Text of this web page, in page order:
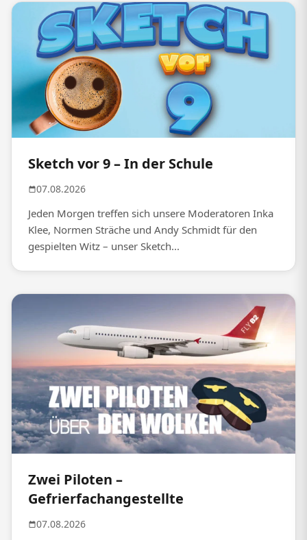
Sketch vor 9 – In der Schule
07.08.2026
Jeden Morgen treffen sich unsere Moderatoren Inka
Klee, Normen Sträche und Andy Schmidt für den
gespielten Witz – unser Sketch...
Zwei Piloten –
Gefrierfachangestellte
07.08.2026